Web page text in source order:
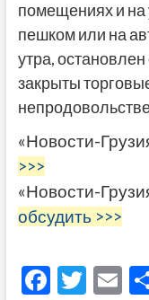
помещениях и на
пешком или на
утра,
закрыты
«Новости-
>>>
«Новости-
обсудить >>>
F T E